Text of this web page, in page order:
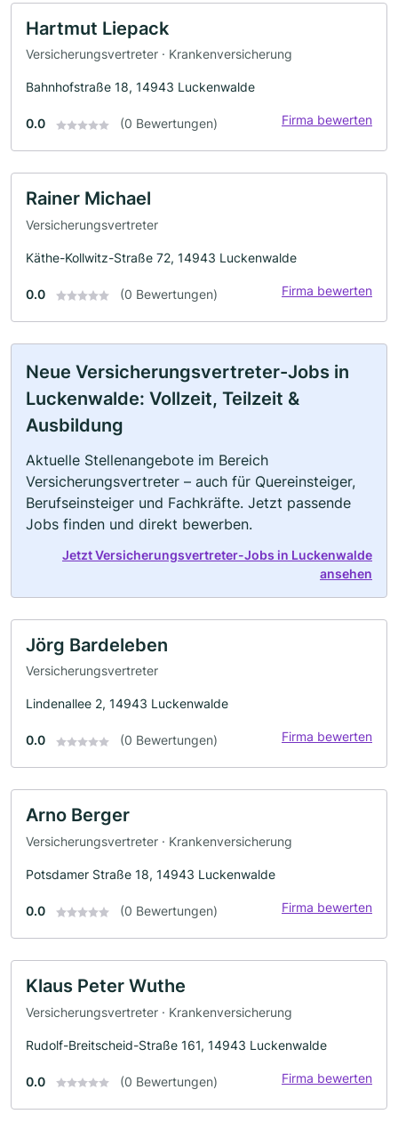
Hartmut Liepack
Versicherungsvertreter · Krankenversicherung
Bahnhofstraße 18, 14943 Luckenwalde
0.0 (0 Bewertungen) Firma bewerten
Rainer Michael
Versicherungsvertreter
Käthe-Kollwitz-Straße 72, 14943 Luckenwalde
0.0 (0 Bewertungen) Firma bewerten
Neue Versicherungsvertreter-Jobs in
Luckenwalde: Vollzeit, Teilzeit &
Ausbildung
Aktuelle Stellenangebote im Bereich
Versicherungsvertreter – auch für Quereinsteiger,
Berufseinsteiger und Fachkräfte. Jetzt passende
Jobs finden und direkt bewerben.
Jetzt Versicherungsvertreter-Jobs in Luckenwalde
ansehen
Jörg Bardeleben
Versicherungsvertreter
Lindenallee 2, 14943 Luckenwalde
0.0 (0 Bewertungen) Firma bewerten
Arno Berger
Versicherungsvertreter · Krankenversicherung
Potsdamer Straße 18, 14943 Luckenwalde
0.0 (0 Bewertungen) Firma bewerten
Klaus Peter Wuthe
Versicherungsvertreter · Krankenversicherung
Rudolf-Breitscheid-Straße 161, 14943 Luckenwalde
0.0 (0 Bewertungen) Firma bewerten